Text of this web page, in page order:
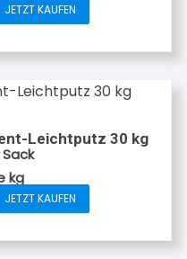
JETZT KAUFEN
Leichtputz 30 kg
kg
JETZT KAUFEN